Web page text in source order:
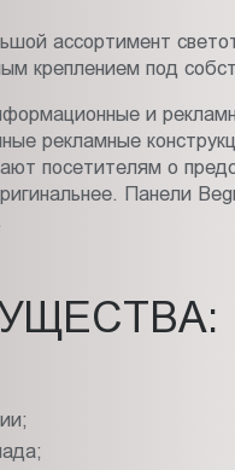
ассортимент
креплением под
и
рекламные
посетителям о
Панели